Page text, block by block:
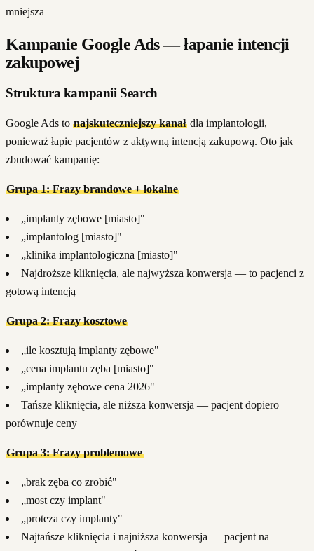
mniejsza |
Kampanie Google Ads — łapanie intencji
zakupowej
Struktura kampanii Search
Google Ads to najskuteczniejszy kanałdla implantologii,
ponieważ łapie pacjentów z aktywną intencją zakupową. Oto jak
zbudować kampanię:
Grupa 1: Frazy brandowe + lokalne
„implanty zębowe [miasto]"
„implantolog [miasto]"
„klinika implantologiczna [miasto]"
Najdroższe kliknięcia, ale najwyższa konwersja — to pacjenci z
gotową intencją
Grupa 2: Frazy kosztowe
„ile kosztują implanty zębowe"
„cena implantu zęba [miasto]"
„implanty zębowe cena 2026"
Tańsze kliknięcia, ale niższa konwersja — pacjent dopiero
porównuje ceny
Grupa 3: Frazy problemowe
„brak zęba co zrobić"
„most czy implant"
„proteza czy implanty"
Najtańsze kliknięcia i najniższa konwersja — pacjent na